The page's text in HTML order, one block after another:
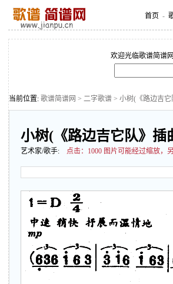
首页 -
欢迎光临歌谱简谱
当前位置: 歌谱简谱网 > 二字歌谱 > 小树(《路边吉
小树(《路边吉它队》插
艺术家/歌手: 点击： 1000 图片可能经过缩放，